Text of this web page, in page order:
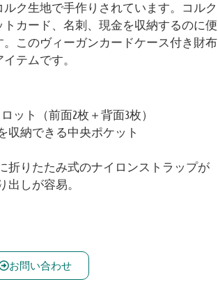
ク生地で手作りされています。コルク
カード、名刺、現金を収納するのに便
このヴィーガンカードケース付き財布
テムです。
ット（前面2枚＋背面3枚）
収納できる中央ポケット
折りたたみ式のナイロンストラップが
出しが容易。
お問い合わせ